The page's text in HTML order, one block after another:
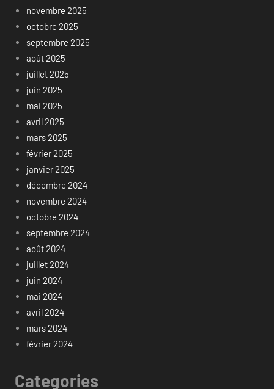
novembre 2025
octobre 2025
septembre 2025
août 2025
juillet 2025
juin 2025
mai 2025
avril 2025
mars 2025
février 2025
janvier 2025
décembre 2024
novembre 2024
octobre 2024
septembre 2024
août 2024
juillet 2024
juin 2024
mai 2024
avril 2024
mars 2024
février 2024
Categories